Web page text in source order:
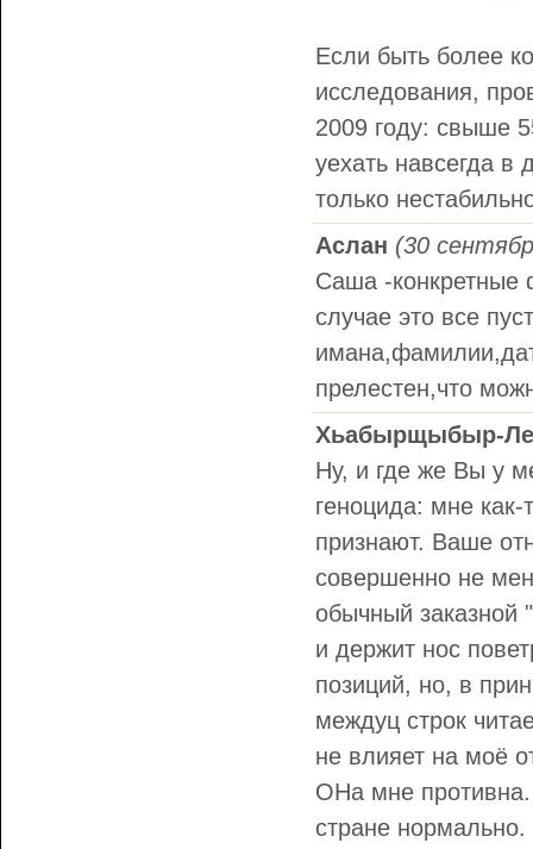
Если быть более
исследования,
2009 году: свыше
уехать навсегда в
только
Аслан (30
Саша -конкретные
случае это все
прелестен,что
Хьабырщыбыр-
Ну, и где же Вы у
геноцида: мне
признают. Ваше
совершенно не
обычный заказной
и держит нос
позиций, но, в
междуц строк
не влияет на моё
ОНа мне противна.
стране нормально.